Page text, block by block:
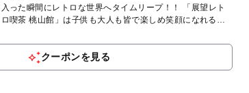
入った瞬間にレトロな世界へタイムリープ！！ 「展望レト
ロ喫茶 桃山館」は子供も大人も皆で楽しめ笑顔になれる、
口...
クーポンを見る